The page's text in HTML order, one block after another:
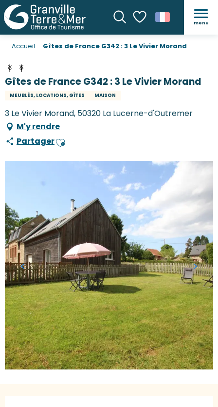
Recherche
Voir les favoris
menu
Accueil Gîtes de France G342 : 3 Le Vivier Morand
Gîtes de France G342 : 3 Le Vivier Morand
MEUBLÉS, LOCATIONS, GÎTES MAISON
3 Le Vivier Morand, 50320 La Lucerne-d'Outremer
M'y rendre
PartagerAjouter aux favoris